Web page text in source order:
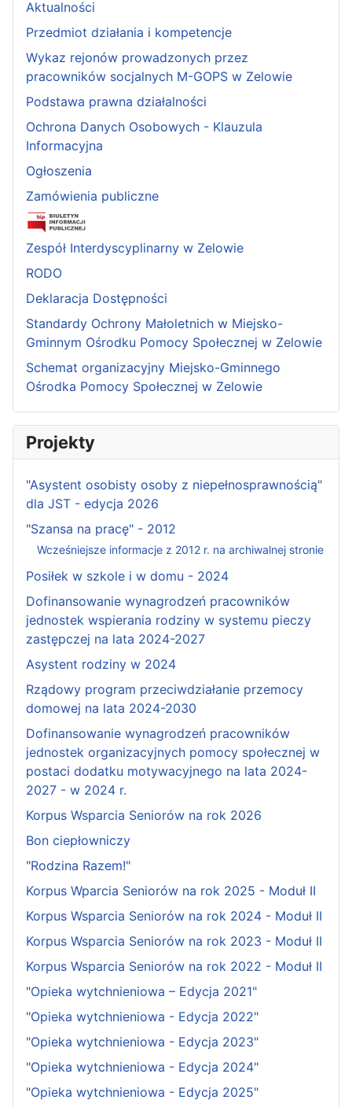
Aktualności
Przedmiot działania i kompetencje
Wykaz rejonów prowadzonych przez
pracowników socjalnych M-GOPS w Zelowie
Podstawa prawna działalności
Ochrona Danych Osobowych - Klauzula
Informacyjna
Ogłoszenia
Zamówienia publiczne
Zespół Interdyscyplinarny w Zelowie
RODO
Deklaracja Dostępności
Standardy Ochrony Małoletnich w Miejsko-
Gminnym Ośrodku Pomocy Społecznej w Zelowie
Schemat organizacyjny Miejsko-Gminnego
Ośrodka Pomocy Społecznej w Zelowie
Projekty
"Asystent osobisty osoby z niepełnosprawnością"
dla JST - edycja 2026
"Szansa na pracę" - 2012
Wcześniejsze informacje z 2012 r. na archiwalnej stronie
Posiłek w szkole i w domu - 2024
Dofinansowanie wynagrodzeń pracowników
jednostek wspierania rodziny w systemu pieczy
zastępczej na lata 2024-2027
Asystent rodziny w 2024
Rządowy program przeciwdziałanie przemocy
domowej na lata 2024-2030
Dofinansowanie wynagrodzeń pracowników
jednostek organizacyjnych pomocy społecznej w
postaci dodatku motywacyjnego na lata 2024-
2027 - w 2024 r.
Korpus Wsparcia Seniorów na rok 2026
Bon ciepłowniczy
"Rodzina Razem!"
Korpus Wparcia Seniorów na rok 2025 - Moduł II
Korpus Wsparcia Seniorów na rok 2024 - Moduł II
Korpus Wsparcia Seniorów na rok 2023 - Moduł II
Korpus Wsparcia Seniorów na rok 2022 - Moduł II
"Opieka wytchnieniowa – Edycja 2021"
"Opieka wytchnieniowa - Edycja 2022"
"Opieka wytchnieniowa - Edycja 2023"
"Opieka wytchnieniowa - Edycja 2024"
"Opieka wytchnieniowa - Edycja 2025"